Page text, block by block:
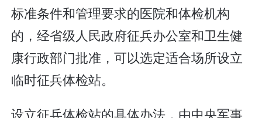
标准条件和管理要求的医院和体检机构
的，经省级人民政府征兵办公室和卫生健
康行政部门批准，可以选定适合场所设立
临时征兵体检站。
设立征兵体检站的具体办法，由中央军事